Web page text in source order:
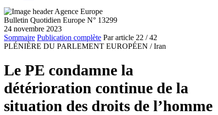
Bulletin Quotidien Europe N° 13299
24 novembre 2023
Sommaire Publication complète Par article 22 / 42
PLÉNIÈRE DU PARLEMENT EUROPÉEN / Iran
Le PE condamne la
détérioration continue de la
situation des droits de l’homme